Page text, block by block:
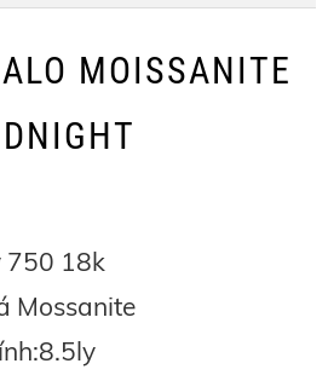
MOISSANITE
750 18k
Mossanite